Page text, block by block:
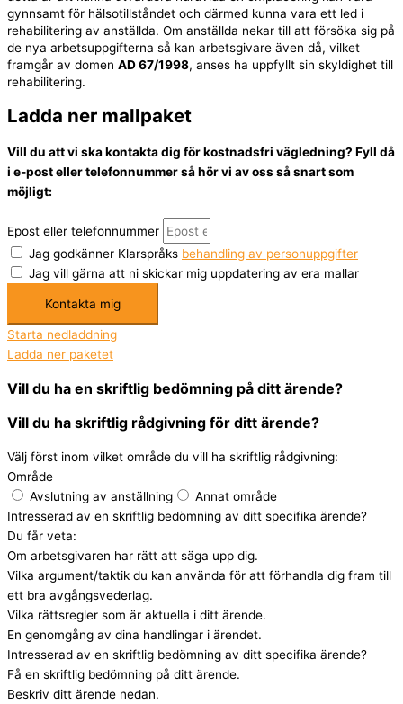
gynnsamt för hälsotillståndet och därmed kunna vara ett led i
rehabilitering av anställda. Om anställda nekar till att försöka sig på
de nya arbetsuppgifterna så kan arbetsgivare även då, vilket
framgår av domen AD 67/1998, anses ha uppfyllt sin skyldighet till
rehabilitering.
Ladda ner mallpaket
Vill du att vi ska kontakta dig för kostnadsfri vägledning? Fyll då
i e-post eller telefonnummer så hör vi av oss så snart som
möjligt:
Epost eller telefonnummer
Jag godkänner Klarspråks behandling av personuppgifter
Jag vill gärna att ni skickar mig uppdatering av era mallar
Kontakta mig
Starta nedladdning
Ladda ner paketet
Vill du ha en skriftlig bedömning på ditt ärende?
Vill du ha skriftlig rådgivning för ditt ärende?
Välj först inom vilket område du vill ha skriftlig rådgivning:
Område
Avslutning av anställning
Annat område
Intresserad av en skriftlig bedömning av ditt specifika ärende?
Du får veta:
Om arbetsgivaren har rätt att säga upp dig.
Vilka argument/taktik du kan använda för att förhandla dig fram till
ett bra avgångsvederlag.
Vilka rättsregler som är aktuella i ditt ärende.
En genomgång av dina handlingar i ärendet.
Intresserad av en skriftlig bedömning av ditt specifika ärende?
Få en skriftlig bedömning på ditt ärende.
Beskriv ditt ärende nedan.